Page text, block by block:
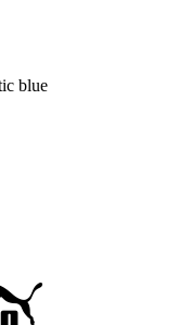
blue